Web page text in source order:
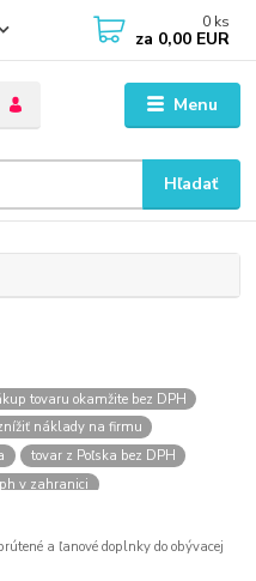
Menu
Hľadať
0 ks
za 0,00 EUR
tovaru okamžite bez DPH
náklady na firmu
tovar z Poľska bez DPH
v zahranici
bez dph
doplnky
a ľanové doplnky do obývacej